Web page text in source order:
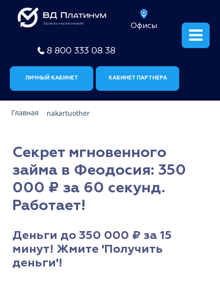
Офисы
8 800 333 08 38
ЛИЧНЫЙ КАБИНЕТ КАБИНЕТ ПАРТНЕРА
Главная nakartuother
Секрет мгновенного
займа в Феодосия: 350
000 ₽ за 60 секунд.
Работает!
Деньги до 350 000 ₽ за 15
минут! Жмите 'Получить
деньги'!